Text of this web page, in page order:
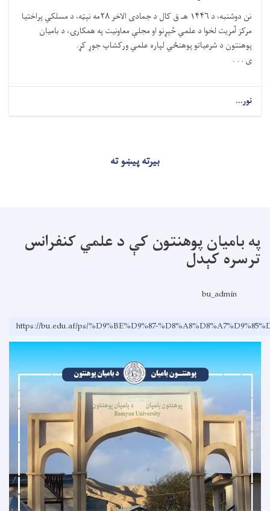
نن دوشنبه، د ۱۴۴۶ هـ ق کال د جمادی الاخر ۲۸مه نېټه، د مسلکي پراختیا
مرکز آمریت لخوا د علمي څېړنو او مجلې معاونیت په همکارۍ، د بامیان
پوهنتون د شرعیاتو پوهنځي لپاره علمي ورکشاپ جوړ کړ.
ی . . .
نور...
بیرته پیښو ته
په بامیان پوهنتون کې د علمي کنفرانس
ترسره کېدل
bu_admin
https://bu.edu.af/ps/%D9%BE%D9%87-